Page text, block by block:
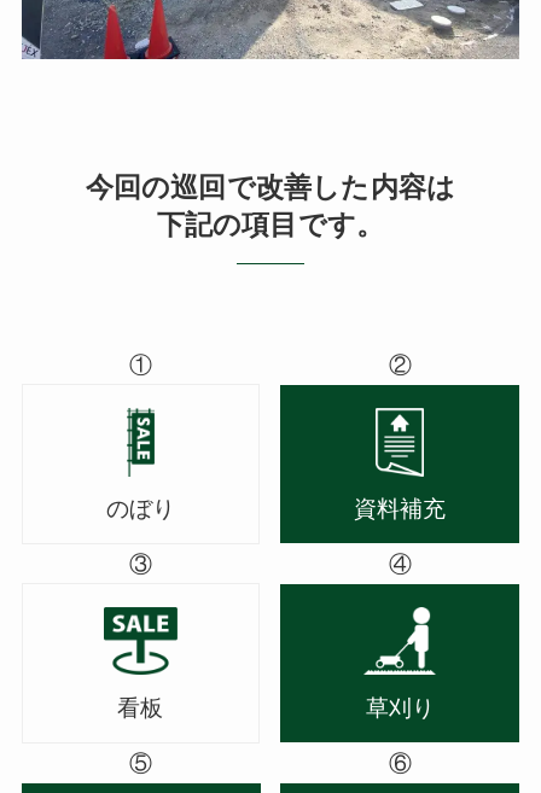
今回の巡回で改善した内容は
下記の項目です。
①
のぼり
②
資料補充
③
看板
④
草刈り
⑤ ⑥